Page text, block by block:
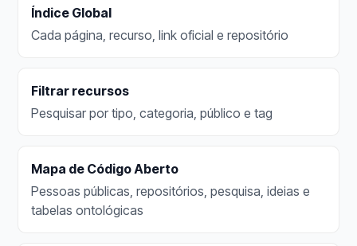
Índice Global
Cada página, recurso, link oficial e repositório
Filtrar recursos
Pesquisar por tipo, categoria, público e tag
Mapa de Código Aberto
Pessoas públicas, repositórios, pesquisa, ideias e
tabelas ontológicas